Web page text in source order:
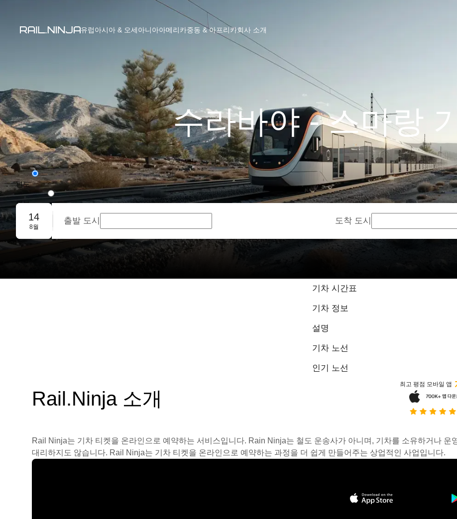
유럽아시아 & 오세아니아아메리카중동 & 아프리카회사 소개
수라바야 - 스마랑
편도
왕복
단체 예약
14
8월
출발 도시 도착 도시
기차 시간표
기차 정보
설명
기차 노선
인기 노선
Rail.Ninja 소개
최고 평점 모바일 앱
Rail Ninja는 기차 티켓을 온라인으로 예약하는 서비스입니다. Rain Ninja는 철도 운송사가 아니며, 기차를 소유하거나 운
대리하지도 않습니다. Rail Ninja는 기차 티켓을 온라인으로 예약하는 과정을 더 쉽게 만들어주는 상업적인 사업입니다.